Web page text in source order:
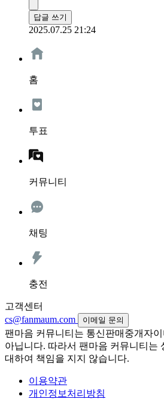
답글 쓰기
2025.07.25 21:24
홈
투표
커뮤니티
채팅
충전
고객센터
cs@fanmaum.com
이메일 문의
팬마음 커뮤니티는 통신판매중개자
아닙니다. 따라서 팬마음 커뮤니티는
대하여 책임을 지지 않습니다.
이용약관
개인정보처리방침